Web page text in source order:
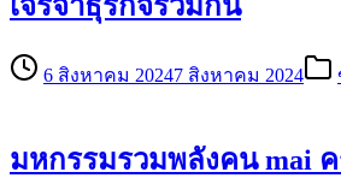
เจรจาธุรกิจร่วมกัน
6 สิงหาคม 20247 สิงหาคม 2024
มหกรรมรวมพลังคน mai ค